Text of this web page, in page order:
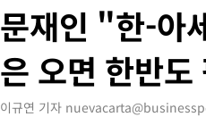
문재인 "한-아
은 오면 한반
이규연 기자